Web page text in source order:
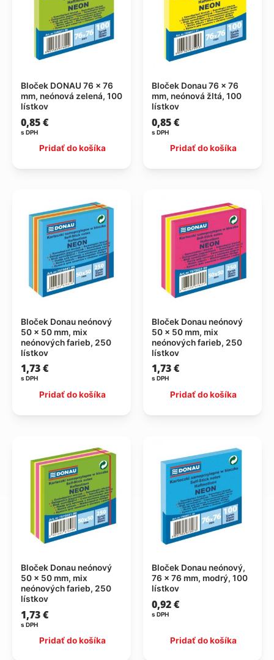
Bloček DONAU 76 x 76
mm, neónová zelená, 100
lístkov
0,85€
s DPH
Pridať do košíka
Bloček Donau 76 x 76
mm, neónová žltá, 100
lístkov
0,85€
s DPH
Pridať do košíka
Bloček Donau neónový
50 x 50 mm, mix
neónových farieb, 250
lístkov
1,73€
s DPH
Pridať do košíka
Bloček Donau neónový
50 x 50 mm, mix
neónových farieb, 250
lístkov
1,73€
s DPH
Pridať do košíka
Bloček Donau neónový
50 x 50 mm, mix
neónových farieb, 250
lístkov
1,73€
s DPH
Pridať do košíka
Bloček Donau neónový,
76 x 76 mm, modrý, 100
lístkov
0,92€
s DPH
Pridať do košíka